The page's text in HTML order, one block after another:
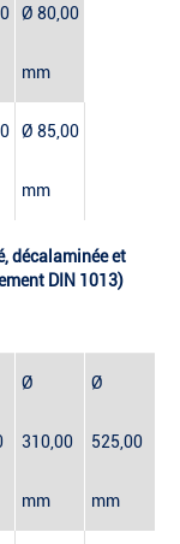
Ø 80,00
mm
Ø 85,00
mm
décalaminée et
DIN 1013)
Ø
310,00
mm
Ø
525,00
mm